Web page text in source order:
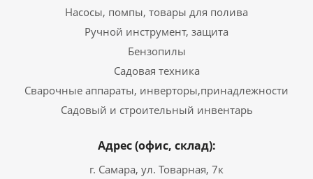
Насосы, помпы, товары для полива
Ручной инструмент, защита
Бензопилы
Садовая техника
Сварочные аппараты, инверторы,принадлежности
Садовый и строительный инвентарь
Адрес (офис, склад):
г. Самара, ул. Товарная, 7к